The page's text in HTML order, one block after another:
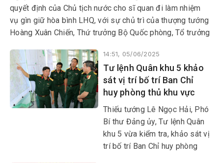
phương của xã miền núi có
hơn 59% đồng bào DTTS này
đạt được nhiều kết quả tích
quyết định của Chủ tịch nước cho sĩ quan đi làm nhiệm
vụ gìn giữ hòa bình LHQ, với sự chủ trì của thượng tướng
Hoàng Xuân Chiến, Thứ trưởng Bộ Quốc phòng, Tổ trưởng
phòng về tham gia hoạt động gìn giữ hòa bình LHQ.
14:51, 05/06/2025
Tư lệnh Quân khu 5 khảo
sát vị trí bố trí Ban Chỉ
huy phòng thủ khu vực
Thiếu tướng Lê Ngọc Hải, Phó
Bí thư Đảng ủy, Tư lệnh Quân
khu 5 vừa kiểm tra, khảo sát vị
trí bố trí Ban Chỉ huy phòng